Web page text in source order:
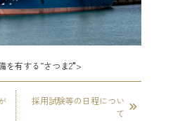
を有する”さつま2″>
採用試験等の日程につい
て